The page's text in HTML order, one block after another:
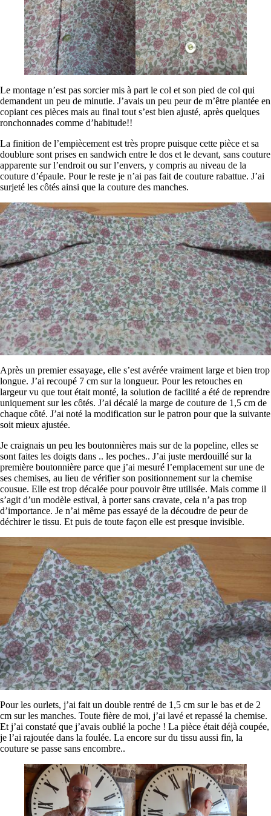
Le montage n’est pas sorcier mis à part le col et son pied de col qui
demandent un peu de minutie. J’avais un peu peur de m’être plantée en
copiant ces pièces mais au final tout s’est bien ajusté, après quelques
ronchonnades comme d’habitude!!
La finition de l’empiècement est très propre puisque cette pièce et sa
doublure sont prises en sandwich entre le dos et le devant, sans couture
apparente sur l’endroit ou sur l’envers, y compris au niveau de la
couture d’épaule. Pour le reste je n’ai pas fait de couture rabattue. J’ai
surjeté les côtés ainsi que la couture des manches.
Après un premier essayage, elle s’est avérée vraiment large et bien trop
longue. J’ai recoupé 7 cm sur la longueur. Pour les retouches en
largeur vu que tout était monté, la solution de facilité a été de reprendre
uniquement sur les côtés. J’ai décalé la marge de couture de 1,5 cm de
chaque côté. J’ai noté la modification sur le patron pour que la suivante
soit mieux ajustée.
Je craignais un peu les boutonnières mais sur de la popeline, elles se
sont faites les doigts dans .. les poches.. J’ai juste merdouillé sur la
première boutonnière parce que j’ai mesuré l’emplacement sur une de
ses chemises, au lieu de vérifier son positionnement sur la chemise
cousue. Elle est trop décalée pour pouvoir être utilisée. Mais comme il
s’agit d’un modèle estival, à porter sans cravate, cela n’a pas trop
d’importance. Je n’ai même pas essayé de la découdre de peur de
déchirer le tissu. Et puis de toute façon elle est presque invisible.
Pour les ourlets, j’ai fait un double rentré de 1,5 cm sur le bas et de 2
cm sur les manches. Toute fière de moi, j’ai lavé et repassé la chemise.
Et j’ai constaté que j’avais oublié la poche ! La pièce était déjà coupée,
je l’ai rajoutée dans la foulée. La encore sur du tissu aussi fin, la
couture se passe sans encombre..